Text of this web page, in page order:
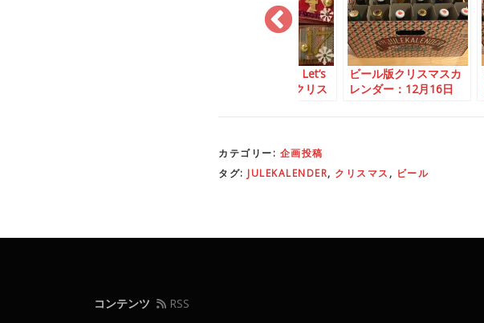
12月2日を急募：Let’s
シェア！外国のクリス
ビール版クリスマスカ
レンダー：12月16日
カテゴリー: 企画投稿
タグ: JULEKALENDER, クリスマス , ビール
コンテンツ RSS